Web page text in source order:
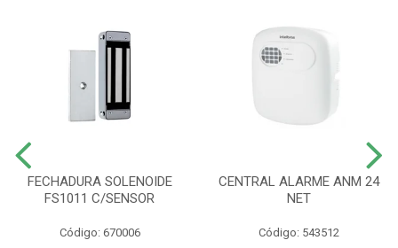
FECHADURA SOLENOIDE
FS1011 C/SENSOR
Código: 670006
CENTRAL ALARME ANM 24
NET
Código: 543512